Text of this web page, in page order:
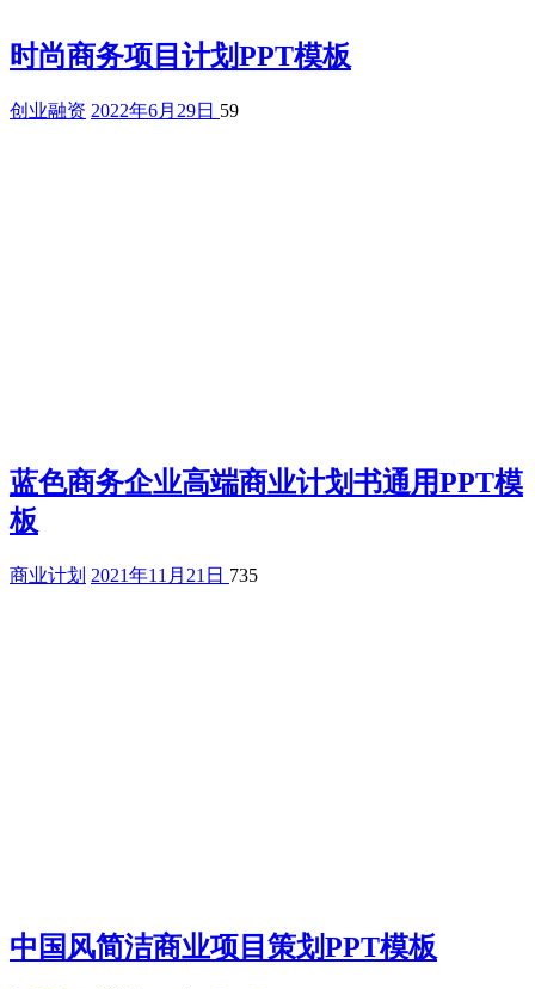
时尚商务项目计划PPT模板
创业融资 2022年6月29日 59
蓝色商务企业高端商业计划书通用PPT模
板
商业计划 2021年11月21日 735
中国风简洁商业项目策划PPT模板